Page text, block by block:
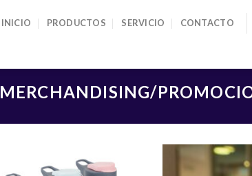
INICIO PRODUCTOS SERVICIO CONTACTO
MERCHANDISING/